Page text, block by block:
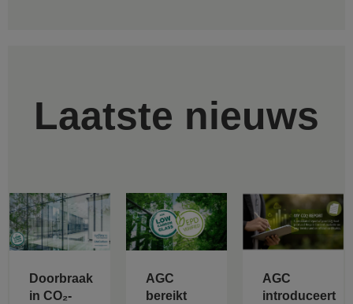
Laatste nieuws
Doorbraak
in CO₂-
AGC
bereikt
AGC
introduceert